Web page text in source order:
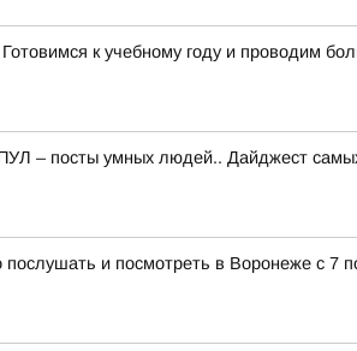
к учебному году и проводим
– посты умных людей.. Дайджест
послушать и посмотреть в Воронеже с 7